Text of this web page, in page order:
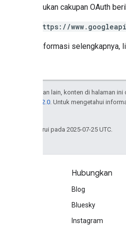
Memerlukan cakupan OAuth
https://
Untuk informasi selengkapnya,
Kecuali dinyatakan lain, konten di halaman
Lisensi Apache 2.0 . Untuk mengetahui
Terakhir diperbarui pada 2025-07-25 UTC.
Hubungkan
Blog
Bluesky
Instagram